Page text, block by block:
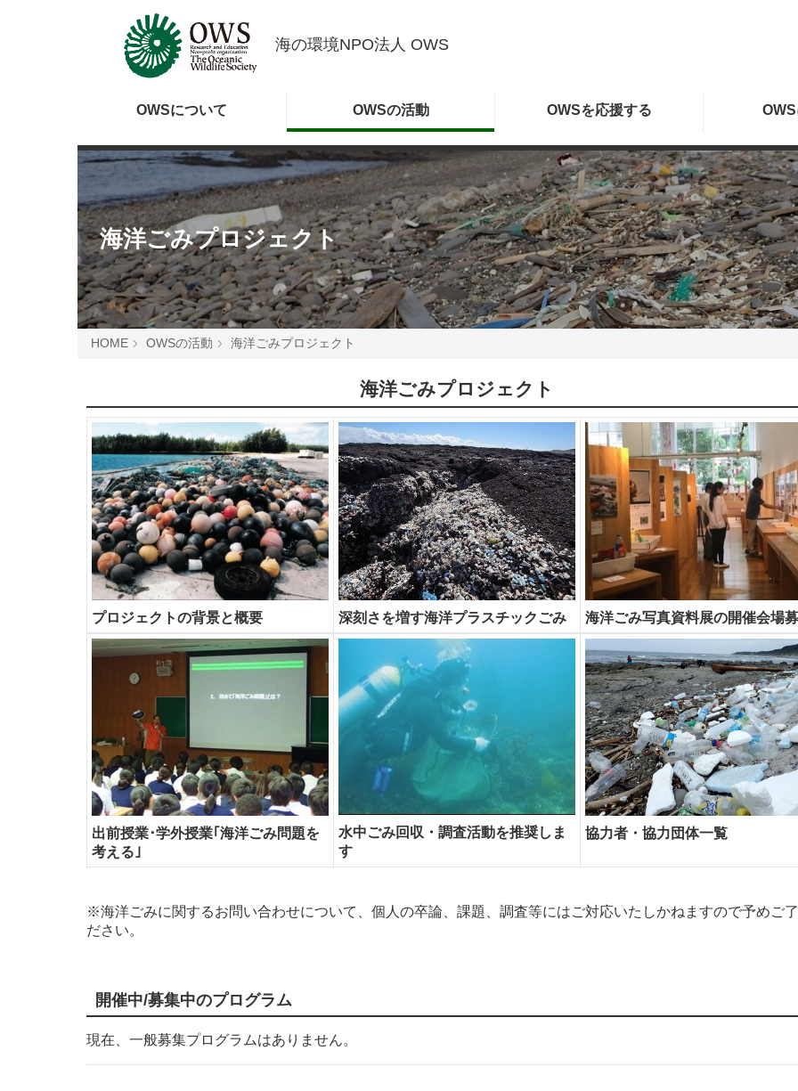
海の環境NPO法人 OWS
OWSについて OWSの活動 OWSを応援する
海洋ごみプロジェクト
HOME OWSの活動 海洋ごみプロジェクト
海洋ごみプロジェクト
プロジェクトの背景と概要 深刻さを増す海洋プラスチックごみ 海洋ごみ写真資料展の開催会場
出前授業･学外授業｢海洋ごみ問題を
考える｣
水中ごみ回収・調査活動を推奨しま
す
協力者・協力団体一覧
※海洋ごみに関するお問い合わせについて、個人の卒論、課題、調査等にはご対応いたしかねますので予めご
ださい。
開催中/募集中のプログラム
現在、一般募集プログラムはありません。